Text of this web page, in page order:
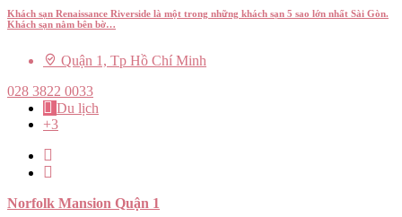
Khách sạn Renaissance Riverside là một trong những khách sạn 5 sao lớn nhất Sài Gòn.
Khách sạn nằm bên bờ…
Quận 1, Tp Hồ Chí Minh
028 3822 0033
Du lịch
+3
Norfolk Mansion Quận 1